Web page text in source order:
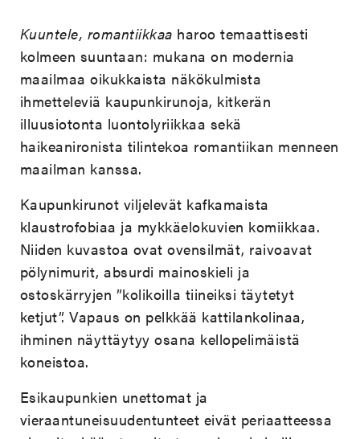
Kuuntele, romantiikkaa haroo temaattisesti
kolmeen suuntaan: mukana on modernia
maailmaa oikukkaista näkökulmista
ihmetteleviä kaupunkirunoja, kitkerän
illuusiotonta luontolyriikkaa sekä
haikeanironista tilintekoa romantiikan menneen
maailman kanssa.
Kaupunkirunot viljelevät kafkamaista
klaustrofobiaa ja mykkäelokuvien komiikkaa.
Niiden kuvastoa ovat ovensilmät, raivoavat
pölynimurit, absurdi mainoskieli ja
ostoskärryjen ”kolikoilla tiineiksi täytetyt
ketjut”. Vapaus on pelkkää kattilankolinaa,
ihminen näyttäytyy osana kellopelimäistä
koneistoa.
Esikaupunkien unettomat ja
vieraantuneisuudentunteet eivät periaatteessa